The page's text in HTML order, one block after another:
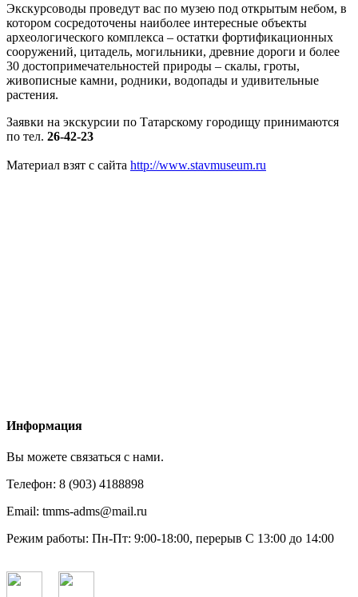
Экскурсоводы проведут вас по музею под открытым небом, в
котором сосредоточены наиболее интересные объекты
археологического комплекса – остатки фортификационных
сооружений, цитадель, могильники, древние дороги и более
30 достопримечательностей природы – скалы, гроты,
живописные камни, родники, водопады и удивительные
растения.
Заявки на экскурсии по Татарскому городищу принимаются
по тел. 26-42-23
Материал взят с сайта http://www.stavmuseum.ru
Информация
Вы можете связаться с нами.
Телефон: 8 (903) 4188898
Email: tmms-adms@mail.ru
Режим работы: Пн-Пт: 9:00-18:00, перерыв С 13:00 до 14:00